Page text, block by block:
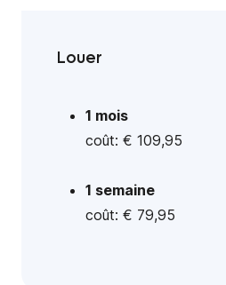
Louer
1 mois
coût: € 109,95
1 semaine
coût: € 79,95